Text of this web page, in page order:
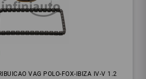
VAG POLO-FOX-IBIZA IV-V 1.2